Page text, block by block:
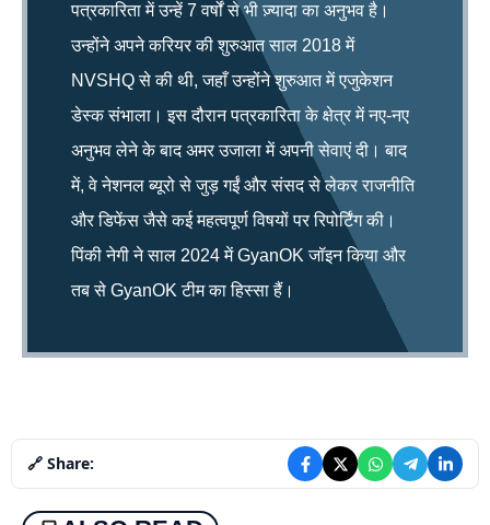
पत्रकारिता में उन्हें 7 वर्षों से भी ज़्यादा का अनुभव है।
उन्होंने अपने करियर की शुरुआत साल 2018 में
NVSHQ से की थी, जहाँ उन्होंने शुरुआत में एजुकेशन
डेस्क संभाला। इस दौरान पत्रकारिता के क्षेत्र में नए-नए
अनुभव लेने के बाद अमर उजाला में अपनी सेवाएं दी। बाद
में, वे नेशनल ब्यूरो से जुड़ गईं और संसद से लेकर राजनीति
और डिफेंस जैसे कई महत्वपूर्ण विषयों पर रिपोर्टिंग की।
पिंकी नेगी ने साल 2024 में GyanOK जॉइन किया और
तब से GyanOK टीम का हिस्सा हैं।
🔗 Share: